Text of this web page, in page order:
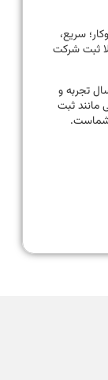
سریع،
ثبت شرکت
آفریقا با بیش از 15 سال تجربه و
ثبت